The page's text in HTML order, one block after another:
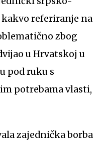
referiranje na
zbog
u Hrvatskoj u
pod ruku s
potrebama vlasti,
zajednička borba